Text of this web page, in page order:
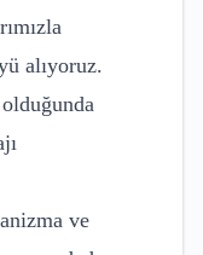
alıyoruz.
ve